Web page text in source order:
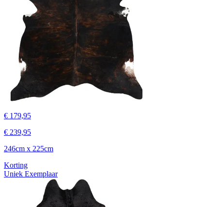
€ 179,95
€ 239,95
246cm x 225cm
Korting
Uniek Exemplaar